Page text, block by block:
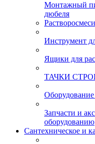
Монтажный
дюбеля
Инструмент
Ящики для
ТАЧКИ
Оборудование
Запчасти и
оборудованию
Сантехническое и